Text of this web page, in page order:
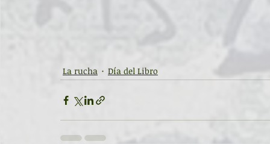
La rucha Día del Libro